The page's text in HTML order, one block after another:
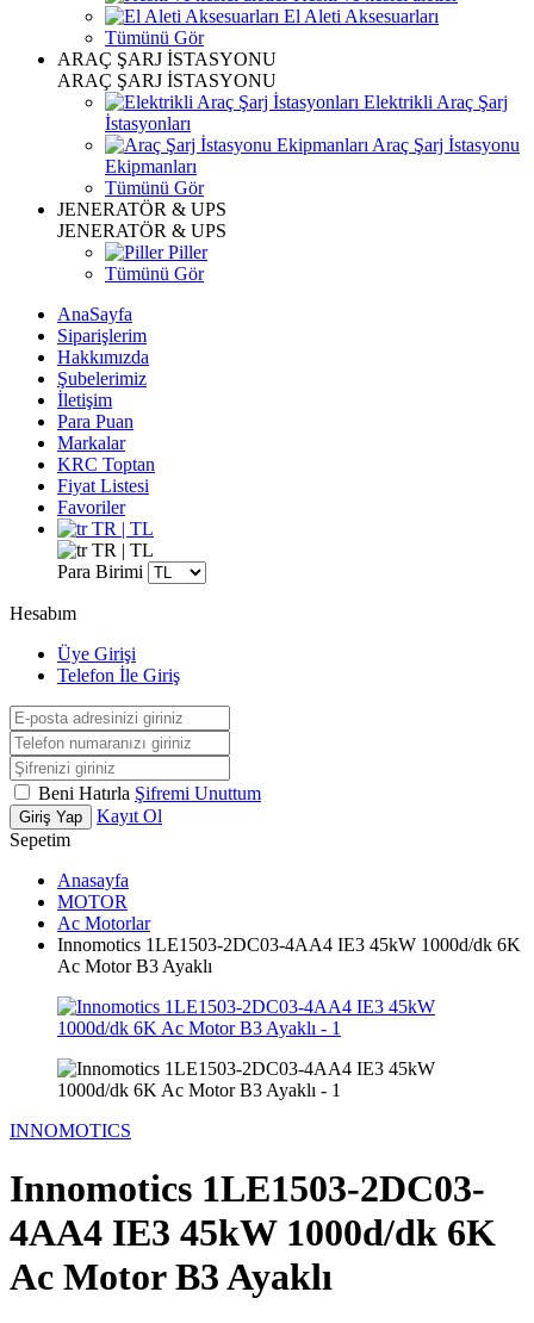
El Aleti Aksesuarları
Tümünü Gör
ARAÇ ŞARJ İSTASYONU
ARAÇ ŞARJ İSTASYONU
Elektrikli Araç Şarj
İstasyonları
Araç Şarj İstasyonu
Ekipmanları
Tümünü Gör
JENERATÖR & UPS
JENERATÖR & UPS
Piller
Tümünü Gör
AnaSayfa
Siparişlerim
Hakkımızda
Şubelerimiz
İletişim
Para Puan
Markalar
KRC Toptan
Fiyat Listesi
Favoriler
TR | TL
TR | TL
Para Birimi
Hesabım
Üye Girişi
Telefon İle Giriş
Beni Hatırla Şifremi Unuttum
Giriş Yap
Kayıt Ol
Sepetim
Anasayfa
MOTOR
Ac Motorlar
Innomotics 1LE1503-2DC03-4AA4 IE3 45kW 1000d/dk 6K
Ac Motor B3 Ayaklı
INNOMOTICS
Innomotics 1LE1503-2DC03-
4AA4 IE3 45kW 1000d/dk 6K
Ac Motor B3 Ayaklı